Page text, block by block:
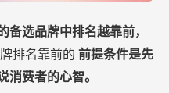
备选品牌中排名越靠前，
排名靠前的 前提条件是先
消费者的心智。